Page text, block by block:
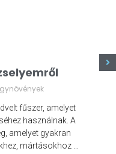
fűszer, amelyet
használnak. A
amelyet gyakran
mártásokhoz …